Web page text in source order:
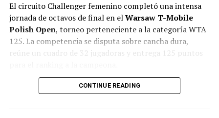
Wimbledon y quedará lejos de la posibilidad de acercarse
nuevamente al Top 20 que había recuperado tras su
consagración en Queen’s. Su ubicación final dependerá
de los resultados del resto de la semana.
El circuito Challenger femenino completó una intensa
jornada de octavos de final en elWarsaw T-Mobile
Polish Open, torneo perteneciente a la categoría WTA
125. La competencia se disputa sobre cancha dura,
reúne un cuadro de 32 jugadoras y entrega 125 puntos
La jornada del miércoles 5 de agosto estuvo marcada
Yuan, Katarzyna Kawa, Veronika Podrez y Noma
CONTINUE READING